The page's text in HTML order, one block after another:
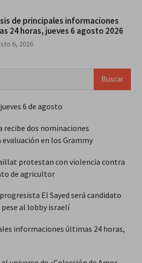
de principales informaciones
24 horas, jueves 6 agosto 2026
6, 2026
6 de agosto
recibe dos nominaciones
en los Grammy
protestan con violencia contra
de agricultor
El Sayed será candidato
al lobby israelí
informaciones últimas 24 horas,